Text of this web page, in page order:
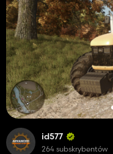
id577
264 subskrybentów